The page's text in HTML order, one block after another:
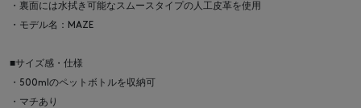
・裏面には水拭き可能なスムースタイプの人工皮革を使用
・モデル名：MAZE
■サイズ感・仕様
・500mlのペットボトルを収納可
・マチあり